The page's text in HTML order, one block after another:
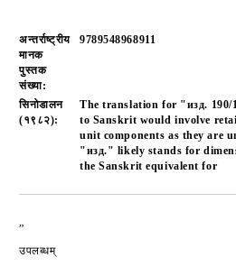
अन्तर्राष्ट्रीय
मानक
पुस्तक
संख्या:
9789548968911
सिनोडालन
(१९८२):
The translation for "изд.
to Sanskrit would involve
unit components as they are
"изд." likely stands for
the Sanskrit equivalent for
„
उपलब्धम्